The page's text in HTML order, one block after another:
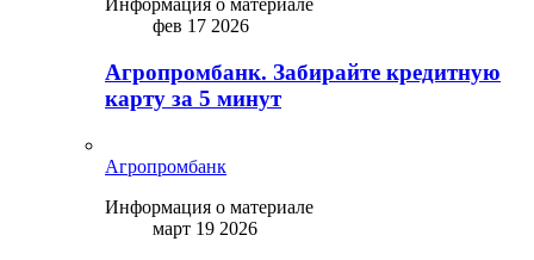
Информация о материале
фев 17 2026
Агропромбанк. Забирайте кредитную
карту за 5 минут
Агропромбанк
Информация о материале
март 19 2026